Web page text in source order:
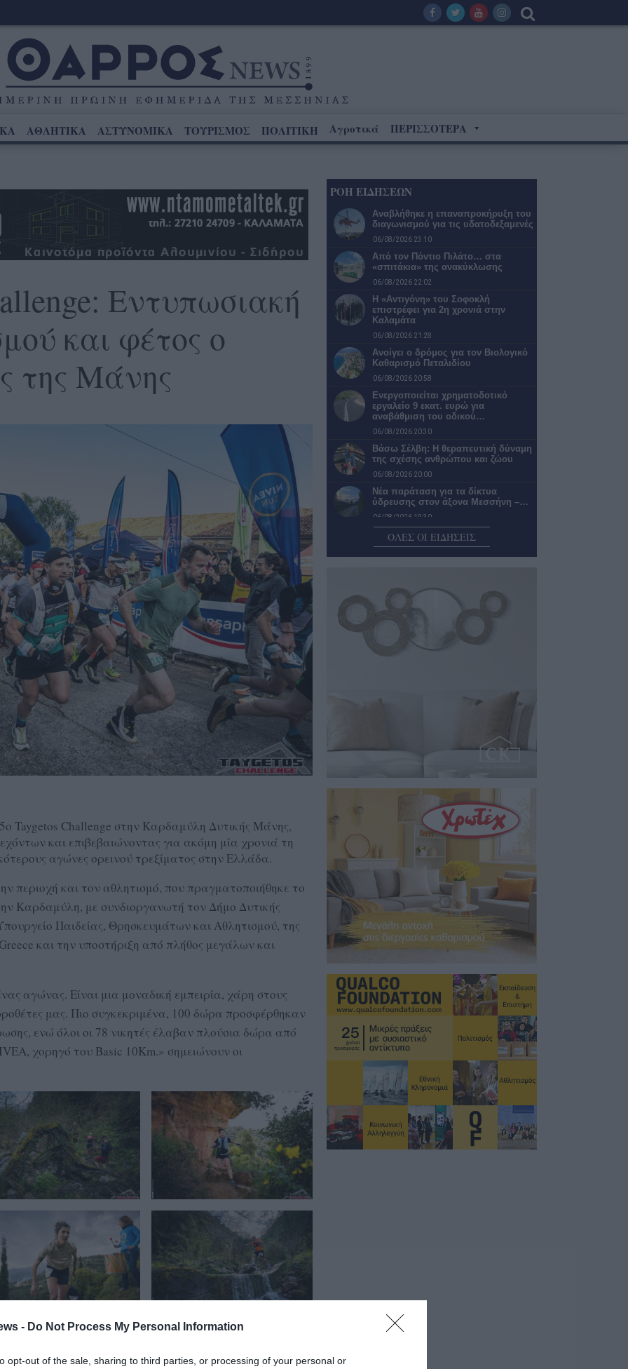
- Do Not Process My Personal Information
opt-out of the sale, sharing to third parties, or processing of your personal or
ΑΘΛΗΤΙΚΑ ΑΣΤΥΝΟΜΙΚΑ ΤΟΥΡΙΣΜΟΣ ΠΟΛΙΤΙΚΗ Αγροτικά ΠΕΡΙΣΣΟΤΕΡΑ
Εντυπωσιακή
και φέτος ο
της Μάνης
Taygetos Challenge στην Καρδαμύλη Δυτικής Μάνης,
και επιβεβαιώνοντας για ακόμη μία χρονιά τη
αγώνες ορεινού τρεξίματος στην Ελλάδα.
περιοχή και τον αθλητισμό, που πραγματοποιήθηκε το
Καρδαμύλη, με συνδιοργανωτή τον Δήμο Δυτικής
Παιδείας, Θρησκευμάτων και Αθλητισμού, της
και την υποστήριξη από πλήθος μεγάλων και
αγώνας. Είναι μια μοναδική εμπειρία, χάρη στους
μας. Πιο συγκεκριμένα, 100 δώρα προσφέρθηκαν
ενώ όλοι οι 78 νικητές έλαβαν πλούσια δώρα από
χορηγό του Basic 10Km.» σημειώνουν οι
ΡΟΗ ΕΙΔΗΣΕΩΝ
Αναβλήθηκε η επαναπροκήρυξη του
διαγωνισμού για τις υδατοδεξαμενές
06/08/2026 23:10
Από τον Πόντιο Πιλάτο… στα
«σπιτάκια» της ανακύκλωσης
06/08/2026 22:02
Η «Αντιγόνη» του Σοφοκλή
επιστρέφει για 2η χρονιά στην
Καλαμάτα
06/08/2026 21:28
Ανοίγει ο δρόμος για τον Βιολογικό
Καθαρισμό Πεταλιδίου
06/08/2026 20:58
Ενεργοποιείται χρηματοδοτικό
εργαλείο 9 εκατ. ευρώ για
αναβάθμιση του οδικού…
06/08/2026 20:30
Βάσω Σέλβη: Η θεραπευτική δύναμη
της σχέσης ανθρώπου και ζώου
06/08/2026 20:00
Νέα παράταση για τα δίκτυα
ύδρευσης στον άξονα Μεσσήνη –…
06/08/2026 19:30
«Πράσινο φως» για τη μετατροπή
του Παλαιού Γυμνασίου Πύλου σε…
Διοκλής
ΟΛΕΣ ΟΙ ΕΙΔΗΣΕΙΣ